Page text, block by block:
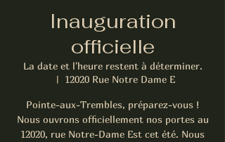
Inauguration
officielle
La date et l'heure restent à déterminer.
  |
12020 Rue Notre Dame E
Pointe-aux-Trembles, préparez-vous !
Nous ouvrons officiellement nos portes au
12020, rue Notre-Dame Est cet été. Nous